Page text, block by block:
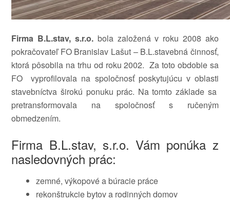
Firma B.L.stav, s.r.o.bola založená v roku 2008 ako
pokračovateľ FO Branislav Lašut – B.L.stavebná činnosť,
ktorá pôsobila na trhu od roku 2002. Za toto obdobie sa
FO vyprofilovala na spoločnosť poskytujúcu v oblasti
stavebníctva širokú ponuku prác. Na tomto základe sa
pretransformovala na spoločnosť s ručeným
obmedzením.
Firma B.L.stav, s.r.o. Vám ponúka z
nasledovných prác:
zemné, výkopové a búracie práce
rekonštrukcie bytov a rodinných domov